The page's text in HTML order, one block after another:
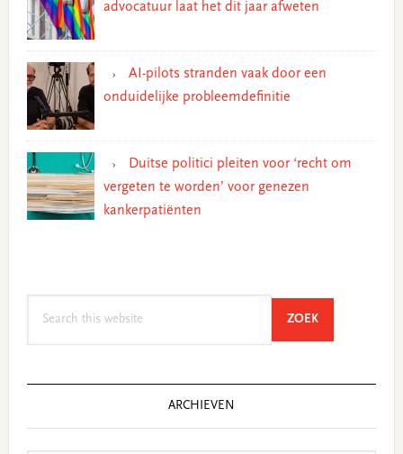
advocatuur laat het dit jaar afweten
AI-pilots stranden vaak door een
onduidelijke probleemdefinitie
Duitse politici pleiten voor ‘recht om
vergeten te worden’ voor genezen
kankerpatiënten
ZOEKSEARCH
ARCHIEVEN